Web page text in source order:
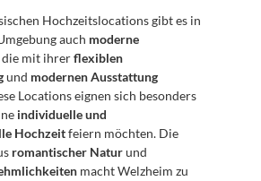
Hochzeitslocations gibt es in
auch moderne
die mit ihrer flexiblen
und modernen Ausstattung
Locations eignen sich besonders
individuelle und
Hochzeit feiern möchten. Die
romantischer Natur
macht Welzheim zu